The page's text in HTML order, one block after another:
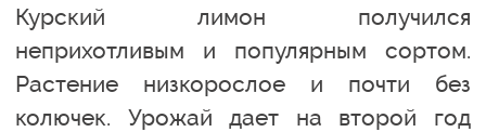
Курский лимон получился
неприхотливым и популярным сортом.
Растение низкорослое и почти без
колючек. Урожай дает на второй год